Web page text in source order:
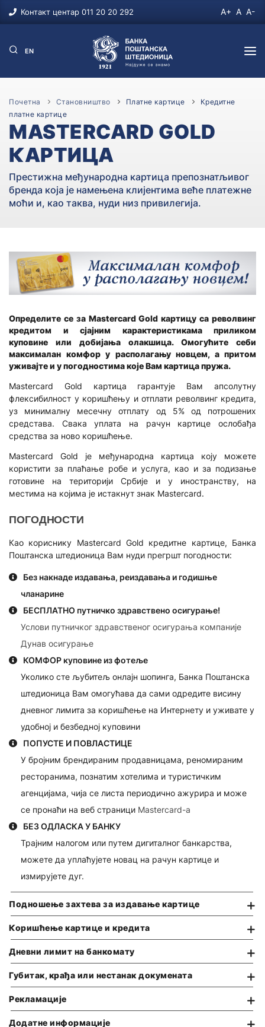
A+ A A-
Контакт центар 011 20 20 292
EN
ПЛАТНИ РАЧУНИ
Динарски рачуни
ПОГОДНОСТИ
Пензија/Инвалиднина унапред
Исплата пензије на кућну адресу
Готовински кредити
Кредити за рефинансирање
Ауто кредити
Стамбени кредит
Кредит за енергетску ефикасност
ПЛАТНЕ КАРТИЦЕ
Дебитне картице
е-Захтеви за картице
ШТЕДЊА
Динарска штедња
Девизна штедња
Дечја штедња
Е-СЕРВИСИ
Електронско банкарство
Мобилно банкарство
Google Pay
Apple Pay
ОСТАЛО
Трајни налог
Директно задужење
Мењачки послови
Трансфери новца
Осигурање
Самоуслужна зона 24/7
Промена платног рачуна
Изводи по рачуну
ТАРИФА НАКНАДА
ПРИВРЕДА
ПЛАТНИ РАЧУНИ
Динарски рачун за резиденте
Девизни рачун за резиденте
Дозвољено прекорачење (overdraft)
ПЛАТНИ ПРОМЕТ
Платни промет у иностранству
ПЛАТНЕ КАРТИЦЕ
DinaCard дебитна
Visa дебитна
Mastercard дебитна
КРЕДИТИ
Субвенционисани кредити
Кредити за обртна средства и ликвидност
Инвестициони кредити
Девизни кредити
Револвинг линије
Кредит за стамбене заједнице
Е-СЕРВИСИ
OfficeBanking
E-commerce
ОСТАЛО
Документарно пословање
е-Фискализација
ТАРИФА НАКНАДА
ПРЕГЛЕД УСЛУГА И НАКНАДА
ОПШТИ УСЛОВИ ПОСЛОВАЊА
ПОЉОПРИВРЕДА
ПЛАТНИ РАЧУНИ
Рачун за пољопривреднике
DinaCard Post Card дебитна
Visa дебитна
Интернет банкарство
Мобилно банкарство
КРЕДИТИ
Пољопривредни кредити
ТАРИФА НАКНАДА
ОПШТИ УСЛОВИ ПОСЛОВАЊА
ФИНАНСИЈСКА ТРЖИШТА
ХАРТИЈЕ ОД ВРЕДНОСТИ
БРОКЕРСКИ ПОСЛОВИ
Бесплатне акције
ДЕВИЗНО-НОВЧАНО ТРЖИШТЕ
Купопродаја девиза
Депозити
Овлашћени мењачи
Мењачки послови
Инструменти заштите од промене девизног курса/
ФИНАНСИЈСКЕ ИНСТИТУЦИЈЕ
Финансијске институције
ПОСЛОВИ ДЕПОЗИТАРА
Послови депозитара
ТАРИФА НАКНАДА
ОПШТИ УСЛОВИ ПОСЛОВАЊА
Почетна Становништво Платне картице
Кредитне
платне картице
MASTERCARD GOLD
КАРТИЦА
Престижна међународна картица препознатљивог
бренда која је намењена клијентима веће платежне
моћи и, као таква, нуди низ привилегија.
Определите се за Mastercard Gold картицу са револвинг
кредитом и сјајним карактеристикама приликом
куповине или добијања олакшица. Омогућите себи
максималан комфор у располагању новцем, а притом
уживајте и у погодностима које Вам картица пружа.
Mastercard Gold картица гарантује Вам апсолутну
флексибилност у коришћењу и отплати револвинг кредита,
уз минималну месечну отплату од 5% од потрошених
средстава. Свака уплата на рачун картице ослобађа
средства за ново коришћење.
Mastercard Gold је међународна картица коју можете
користити за плаћање робе и услуга, као и за подизање
готовине на територији Србије и у иностранству, на
местима на којима је истакнут знак Mastercard.
ПОГОДНОСТИ
Као кориснику Mastercard Gold кредитне картице, Банка
Поштанска штедионица Вам нуди прегршт погодности:
Без накнаде издавања, реиздавања и годишње
чланарине
БЕСПЛАТНО путничко здравствено осигурање!
Услови путничког здравственог осигурања компаније
Дунав осигурање
КОМФОР куповине из фотеље
Уколико сте љубитељ онлајн шопинга, Банка Поштанска
штедионица Вам омогућава да сами одредите висину
дневног лимита за коришћење на Интернету и уживате у
удобној и безбедној куповини
ПОПУСТЕ И ПОВЛАСТИЦЕ
У бројним брендираним продавницама, реномираним
ресторанима, познатим хотелима и туристичким
агенцијама, чија се листа периодично ажурира и може
се пронаћи на веб страници Mastercard-а
БЕЗ ОДЛАСКА У БАНКУ
Трајним налогом или путем дигиталног банкарства,
можете да уплаћујете новац на рачун картице и
измирујете дуг.
Подношење захтева за издавање картице
Коришћење картице и кредита
Дневни лимит на банкомату
Губитак, крађа или нестанак докумената
Рекламације
Додатне информације